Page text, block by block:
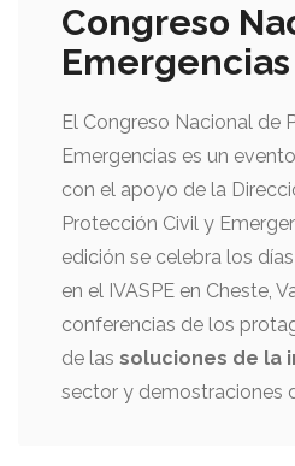
Congreso
Emergencias
El Congreso Nacional de
Emergencias es un
con el apoyo de la
Protección Civil y
edición se celebra los
en el IVASPE en Cheste,
conferencias de los
de las soluciones de la
sector y demostraciones